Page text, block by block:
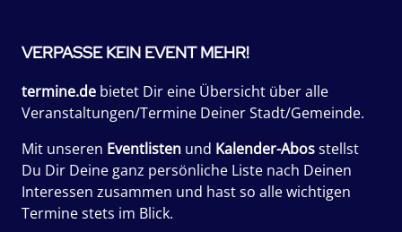
VERPASSE KEIN EVENT MEHR!
termine.de bietet Dir eine Übersicht über alle
Veranstaltungen/Termine Deiner Stadt/Gemeinde.
Mit unseren Eventlisten und Kalender-Abosstellst
Du Dir Deine ganz persönliche Liste nach Deinen
Interessen zusammen und hast so alle wichtigen
Termine stets im Blick.